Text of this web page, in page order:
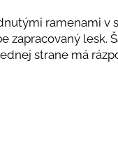
ramenami v
zapracovaný lesk.
strane má